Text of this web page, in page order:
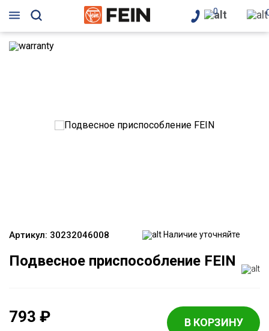
0
Артикул: 30232046008 Наличие уточняйте
Подвесное приспособление FEIN
793 ₽ В КОРЗИНУ